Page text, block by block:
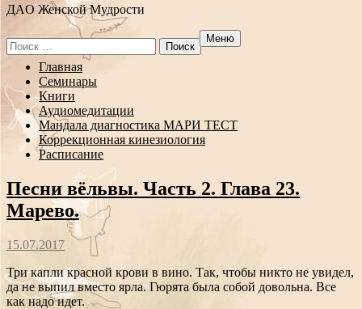
ДAO Женской Мудрости
Search
for:
Меню
Перейти
содержанию
Главная
Семинары
Книги
Аудиомедитации
Мандала диагностика МАРИ ТЕСТ
Коррекционная кинезиология
Расписание
Песни вёльвы. Часть 2. Глава 23.
Марево.
15.07.2017
Три капли красной крови в вино. Так, чтобы никто не увидел,
да не выпил вместо ярла. Гюрята была собой довольна. Все
как надо идет.